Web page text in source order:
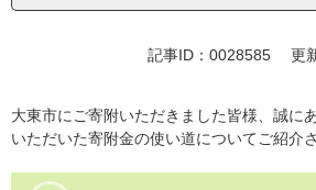
記事ID：0028585 更
大東市にご寄附いただきました皆様、誠に
いただいた寄附金の使い道についてご紹介